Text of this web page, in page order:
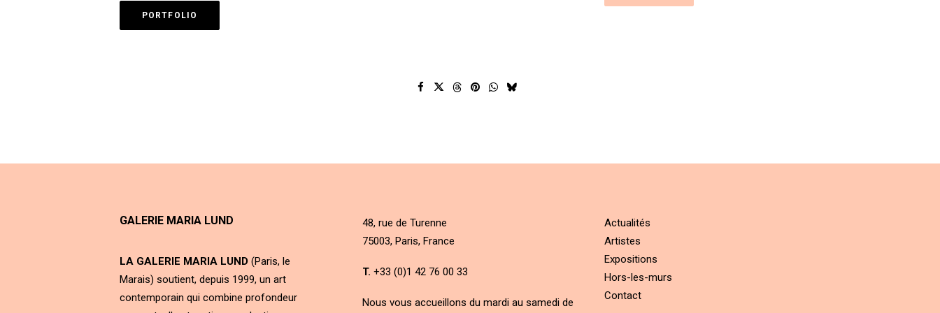
PORTFOLIO
GALERIE MARIA LUND
LA GALERIE MARIA LUND (Paris, le
Marais) soutient, depuis 1999, un art
contemporain qui combine profondeur
48, rue de Turenne
75003, Paris, France
T. +33 (0)1 42 76 00 33
Nous vous accueillons du mardi au samedi de
Actualités
Artistes
Expositions
Hors-les-murs
Contact